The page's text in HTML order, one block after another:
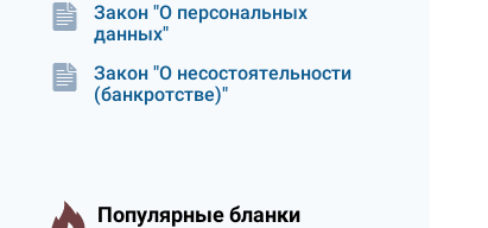
Закон "О персональных
данных"
Закон "О несостоятельности
(банкротстве)"
Популярные бланки